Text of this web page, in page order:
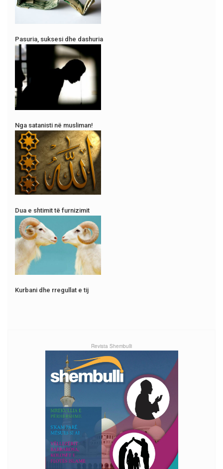
Pasuria, suksesi dhe dashuria
Nga satanisti në musliman!
Dua e shtimit të furnizimit
Kurbani dhe rregullat e tij
Revista Shembulli